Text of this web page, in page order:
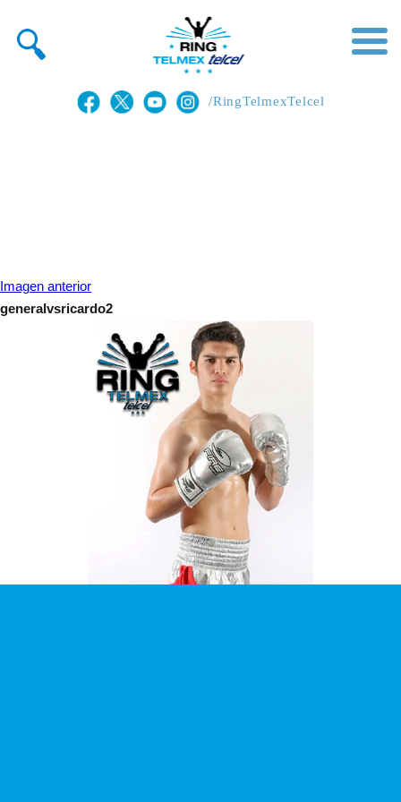
/RingTelmexTelcel
Imagen anterior
generalvsricardo2